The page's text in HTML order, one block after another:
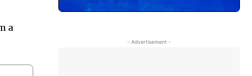
a
- Advertisement -